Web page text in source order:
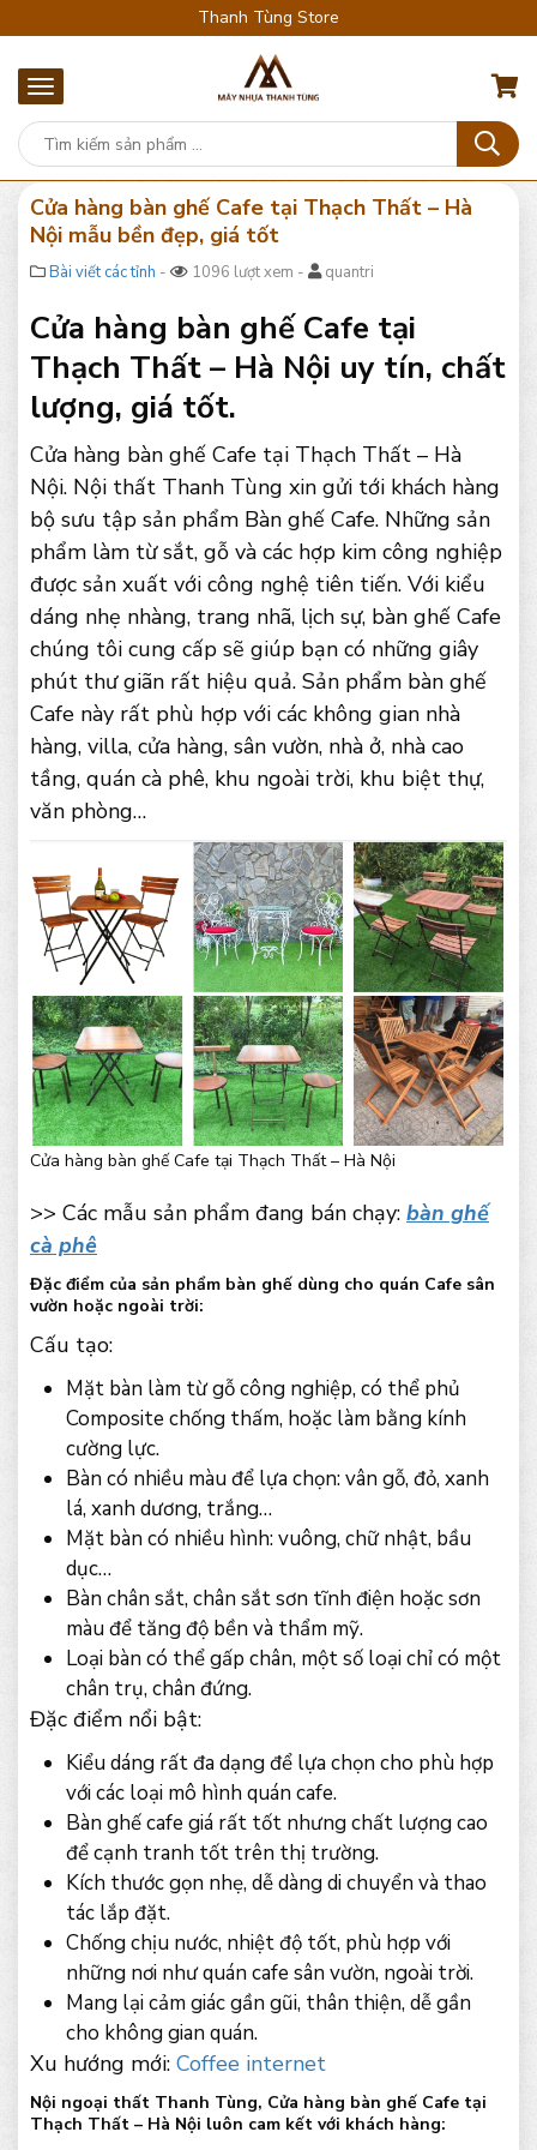
Thanh Tùng Store
Cửa hàng bàn ghế Cafe tại Thạch Thất – Hà
Nội mẫu bền đẹp, giá tốt
Bài viết các tỉnh - 1096 lượt xem - quantri
Cửa hàng bàn ghế Cafe tại
Thạch Thất – Hà Nội uy tín, chất
lượng, giá tốt.
Cửa hàng bàn ghế Cafe tại Thạch Thất – Hà
Nội. Nội thất Thanh Tùng xin gửi tới khách hàng
bộ sưu tập sản phẩm Bàn ghế Cafe. Những sản
phẩm làm từ sắt, gỗ và các hợp kim công nghiệp
được sản xuất với công nghệ tiên tiến. Với kiểu
dáng nhẹ nhàng, trang nhã, lịch sự, bàn ghế Cafe
chúng tôi cung cấp sẽ giúp bạn có những giây
phút thư giãn rất hiệu quả. Sản phẩm bàn ghế
Cafe này rất phù hợp với các không gian nhà
hàng, villa, cửa hàng, sân vườn, nhà ở, nhà cao
tầng, quán cà phê, khu ngoài trời, khu biệt thự,
văn phòng…
Cửa hàng bàn ghế Cafe tại Thạch Thất – Hà Nội
>> Các mẫu sản phẩm đang bán chạy: bàn ghế
cà phê
Đặc điểm của sản phẩm bàn ghế dùng cho quán Cafe sân
vườn hoặc ngoài trời:
Cấu tạo:
Mặt bàn làm từ gỗ công nghiệp, có thể phủ
Composite chống thấm, hoặc làm bằng kính
cường lực.
Bàn có nhiều màu để lựa chọn: vân gỗ, đỏ, xanh
lá, xanh dương, trắng…
Mặt bàn có nhiều hình: vuông, chữ nhật, bầu
dục…
Bàn chân sắt, chân sắt sơn tĩnh điện hoặc sơn
màu để tăng độ bền và thẩm mỹ.
Loại bàn có thể gấp chân, một số loại chỉ có một
chân trụ, chân đứng.
Đặc điểm nổi bật:
Kiểu dáng rất đa dạng để lựa chọn cho phù hợp
với các loại mô hình quán cafe.
Bàn ghế cafe giá rất tốt nhưng chất lượng cao
để cạnh tranh tốt trên thị trường.
Kích thước gọn nhẹ, dễ dàng di chuyển và thao
tác lắp đặt.
Chống chịu nước, nhiệt độ tốt, phù hợp với
những nơi như quán cafe sân vườn, ngoài trời.
Mang lại cảm giác gần gũi, thân thiện, dễ gần
cho không gian quán.
Xu hướng mới: Coffee internet
Nội ngoại thất Thanh Tùng, Cửa hàng bàn ghế Cafe tại
Thạch Thất – Hà Nội luôn cam kết với khách hàng: